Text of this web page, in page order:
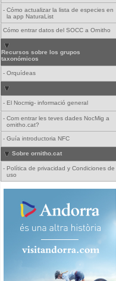
- Cómo actualizar la lista de especies en
la app NaturaList
Cómo entrar datos del SOCC a Ornitho
Recursos sobre los grupos
taxonómicos
- Orquídeas
- El Nocmig- informació general
- Com entrar les teves dades NocMig a
ornitho.cat?
- Guía introductoria NFC
Sobre ornitho.cat
- Política de privacidad y Condiciones de
uso